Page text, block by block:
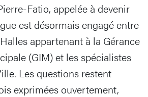
Fatio, appelée à devenir
est désormais engagé entre
appartenant à la Gérance
(GIM) et les spécialistes
Les questions restent
exprimées ouvertement,